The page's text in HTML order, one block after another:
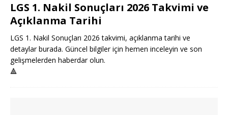
LGS 1. Nakil Sonuçları 2026 Takvimi ve
Açıklanma Tarihi
LGS 1. Nakil Sonuçları 2026 takvimi, açıklanma tarihi ve
detaylar burada. Güncel bilgiler için hemen inceleyin ve son
gelişmelerden haberdar olun.
🔺